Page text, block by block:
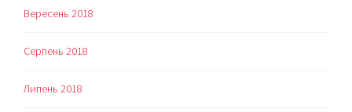
Вересень 2018
Серпень 2018
Липень 2018